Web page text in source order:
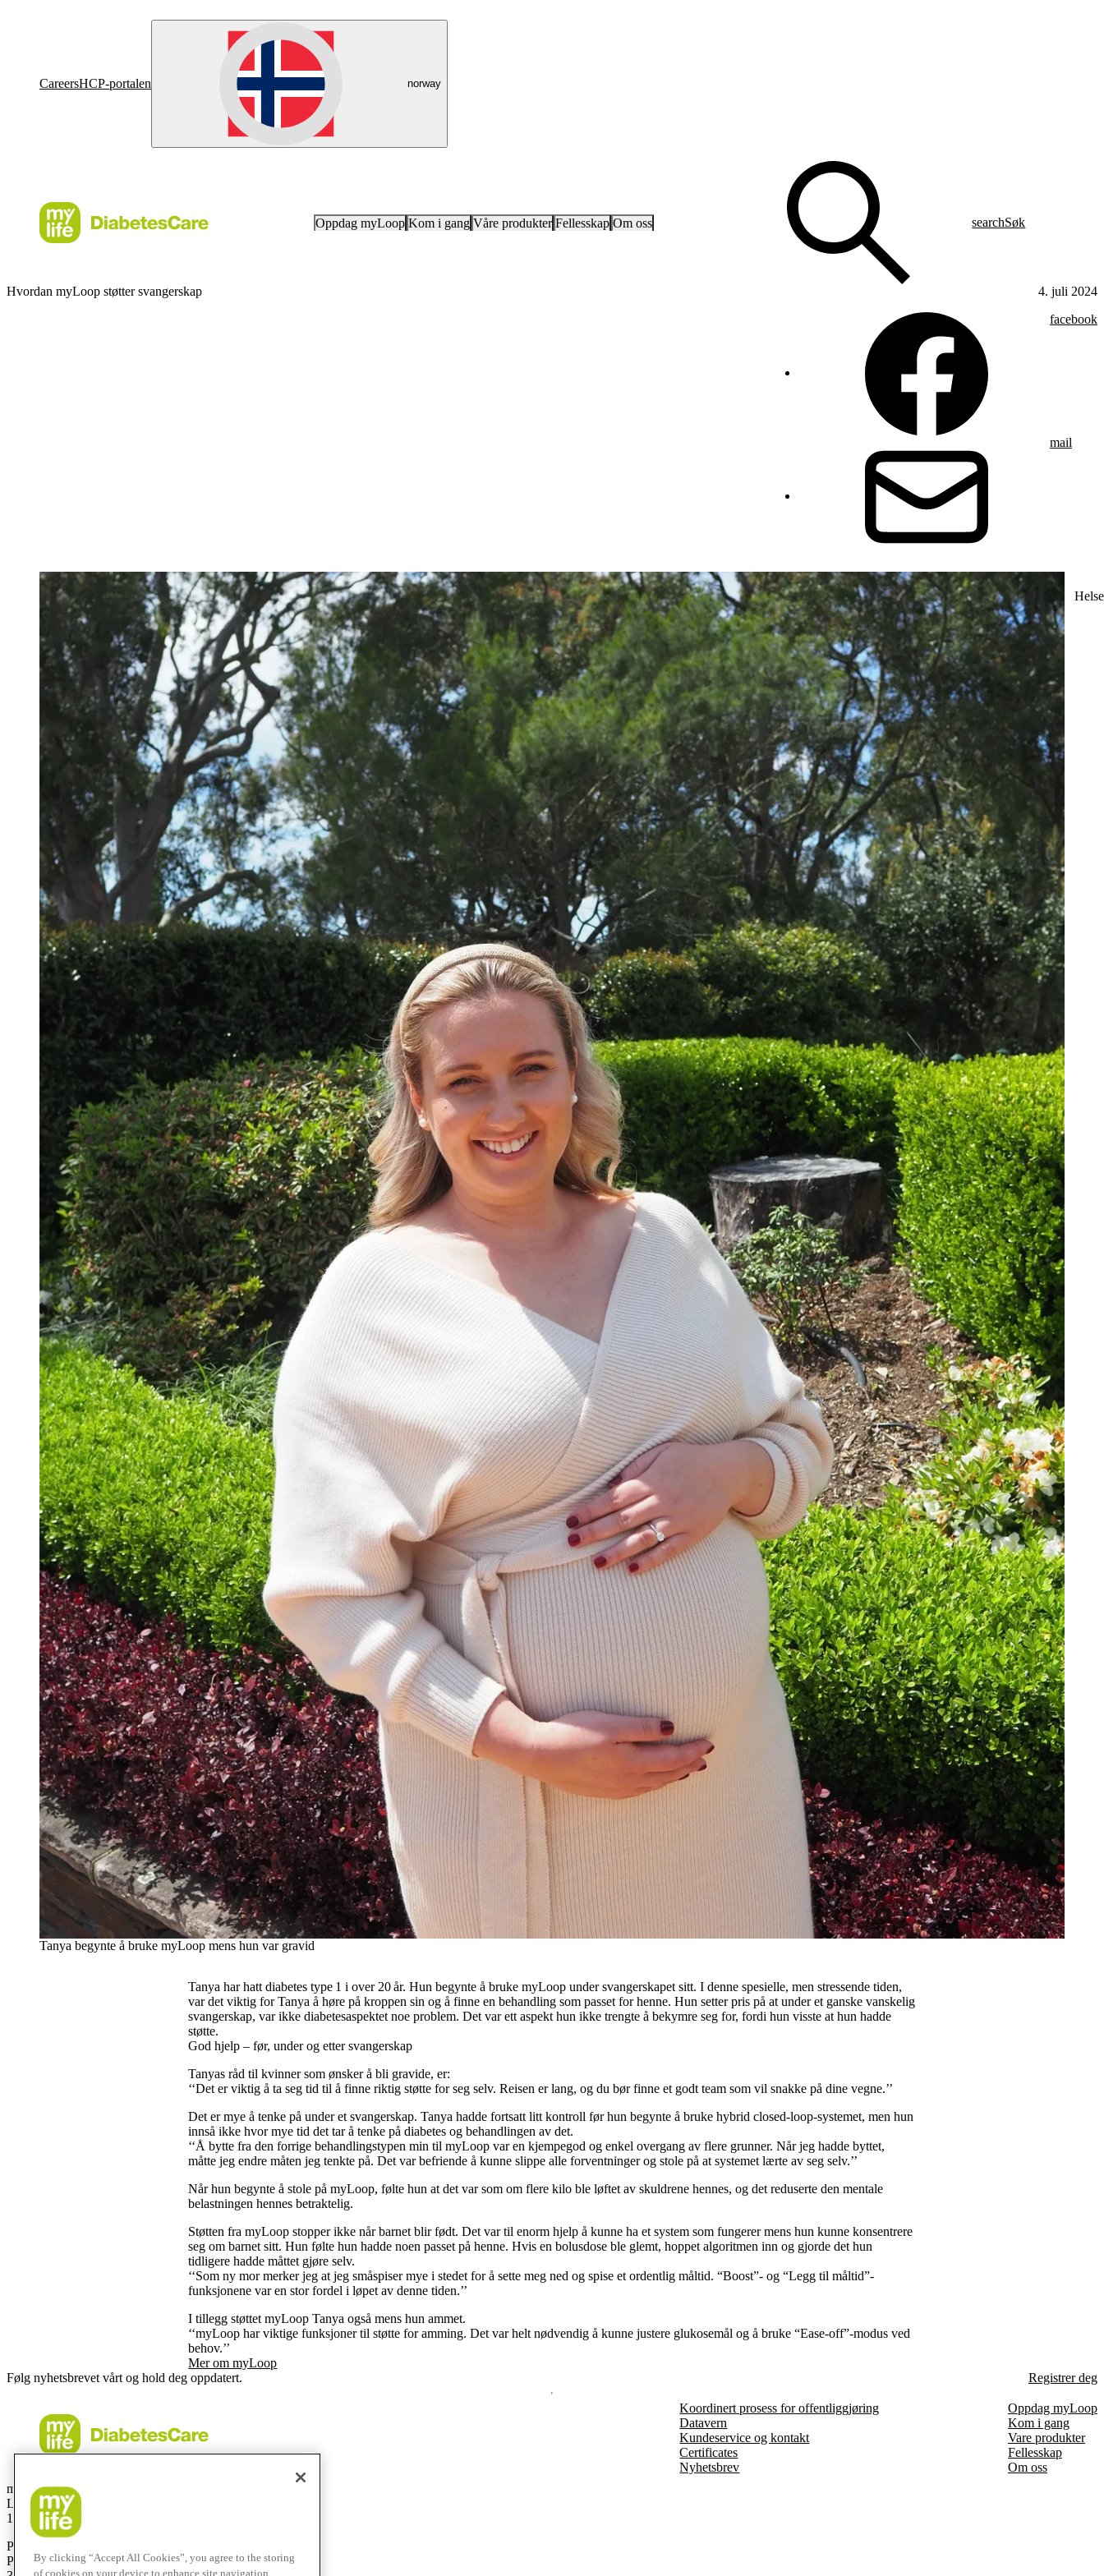
CareersHCP-portalen norway
Oppdag myLoop Kom i gang Våre produkter Fellesskap Om oss searchSøk
Hvordan myLoop støtter svangerskap
4. juli 2024
facebook
mail
Helse
Tanya begynte å bruke myLoop mens hun var gravid
Tanya har hatt diabetes type 1 i over 20 år. Hun begynte å bruke myLoop under svangerskapet sitt. I denne spesielle, men stressende tiden,
var det viktig for Tanya å høre på kroppen sin og å finne en behandling som passet for henne. Hun setter pris på at under et ganske vanskelig
svangerskap, var ikke diabetesaspektet noe problem. Det var ett aspekt hun ikke trengte å bekymre seg for, fordi hun visste at hun hadde
støtte.
God hjelp – før, under og etter svangerskap
Tanyas råd til kvinner som ønsker å bli gravide, er:
‘‘Det er viktig å ta seg tid til å finne riktig støtte for seg selv. Reisen er lang, og du bør finne et godt team som vil snakke på dine vegne.’’
Det er mye å tenke på under et svangerskap. Tanya hadde fortsatt litt kontroll før hun begynte å bruke hybrid closed-loop-systemet, men hun
innså ikke hvor mye tid det tar å tenke på diabetes og behandlingen av det.
‘‘Å bytte fra den forrige behandlingstypen min til myLoop var en kjempegod og enkel overgang av flere grunner. Når jeg hadde byttet,
måtte jeg endre måten jeg tenkte på. Det var befriende å kunne slippe alle forventninger og stole på at systemet lærte av seg selv.’’
Når hun begynte å stole på myLoop, følte hun at det var som om flere kilo ble løftet av skuldrene hennes, og det reduserte den mentale
belastningen hennes betraktelig.
Støtten fra myLoop stopper ikke når barnet blir født. Det var til enorm hjelp å kunne ha et system som fungerer mens hun kunne konsentrere
seg om barnet sitt. Hun følte hun hadde noen passet på henne. Hvis en bolusdose ble glemt, hoppet algoritmen inn og gjorde det hun
tidligere hadde måttet gjøre selv.
‘‘Som ny mor merker jeg at jeg småspiser mye i stedet for å sette meg ned og spise et ordentlig måltid. “Boost”- og “Legg til måltid”-
funksjonene var en stor fordel i løpet av denne tiden.’’
I tillegg støttet myLoop Tanya også mens hun ammet.
‘‘myLoop har viktige funksjoner til støtte for amming. Det var helt nødvendig å kunne justere glukosemål og å bruke “Ease-off”-modus ved
behov.’’
Mer om myLoop
Følg nyhetsbrevet vårt og hold deg oppdatert.
Registrer deg
mylife Diabetes Care AS
Lysaker Torg 5, 3 etg
1366 Lysaker
Postadresse:
Postboks 2, Bragernes
Koordinert prosess for offentliggjøring
Datavern
Kundeservice og kontakt
Certificates
Nyhetsbrev
Oppdag myLoop
Kom i gang
Vare produkter
Fellesskap
Om oss
By clicking “Accept All Cookies”, you agree to the storing
of cookies on your device to enhance site navigation,